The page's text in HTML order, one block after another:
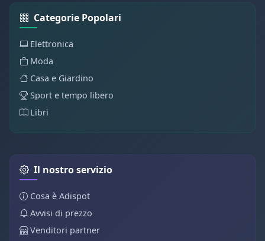
Categorie Popolari
Elettronica
Moda
Casa e Giardino
Sport e tempo libero
Libri
Il nostro servizio
Cosa è Adispot
Avvisi di prezzo
Venditori partner